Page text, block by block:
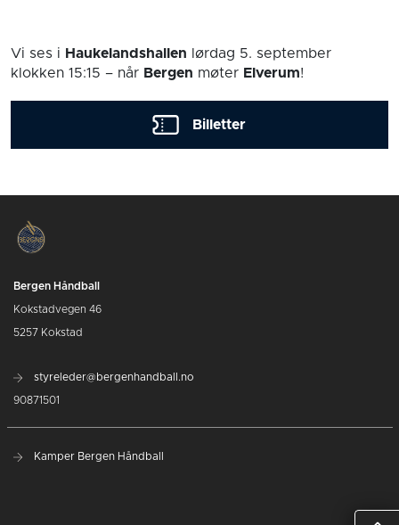
Vi ses i Haukelandshallen lørdag 5. september
klokken 15:15 – når Bergen møter Elverum!
Billetter
Bergen Håndball
Kokstadvegen 46
5257 Kokstad
styreleder@bergenhandball.no
90871501
Kamper Bergen Håndball